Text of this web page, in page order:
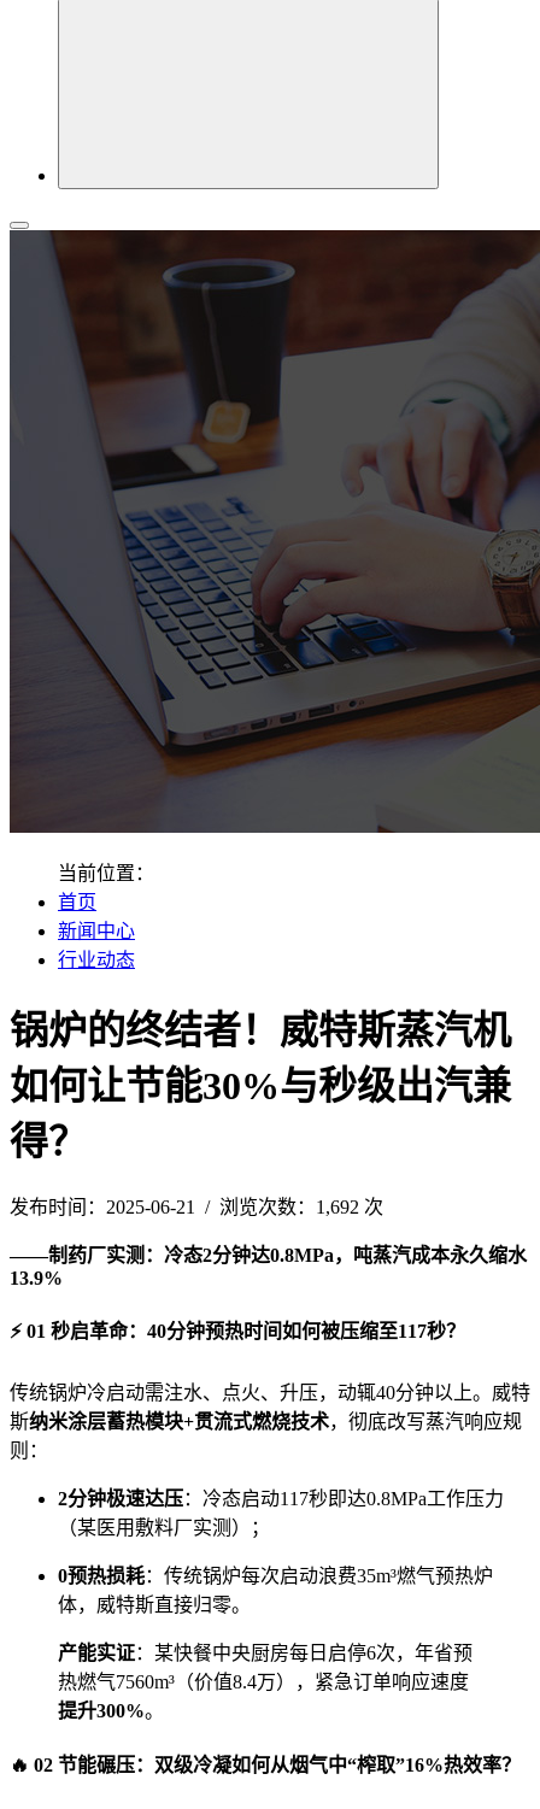
当前位置：
首页
新闻中心
行业动态
锅炉的终结者！威特斯蒸汽机
如何让节能30%与秒级出汽兼
得？
发布时间：2025-06-21 / 浏览次数：1,692 次
——制药厂实测：冷态2分钟达0.8MPa，吨蒸汽成本永久缩水
13.9%
⚡ 01 秒启革命：40分钟预热时间如何被压缩至117秒？
传统锅炉冷启动需注水、点火、升压，动辄40分钟以上。威特
斯纳米涂层蓄热模块+贯流式燃烧技术，彻底改写蒸汽响应规
则：
2分钟极速达压：冷态启动117秒即达0.8MPa工作压力
（某医用敷料厂实测）；
0预热损耗：传统锅炉每次启动浪费35m³燃气预热炉
体，威特斯直接归零。
产能实证：某快餐中央厨房每日启停6次，年省预
热燃气7560m³（价值8.4万），紧急订单响应速度
提升300%。
🔥 02 节能碾压：双级冷凝如何从烟气中“榨取”16%热效率？